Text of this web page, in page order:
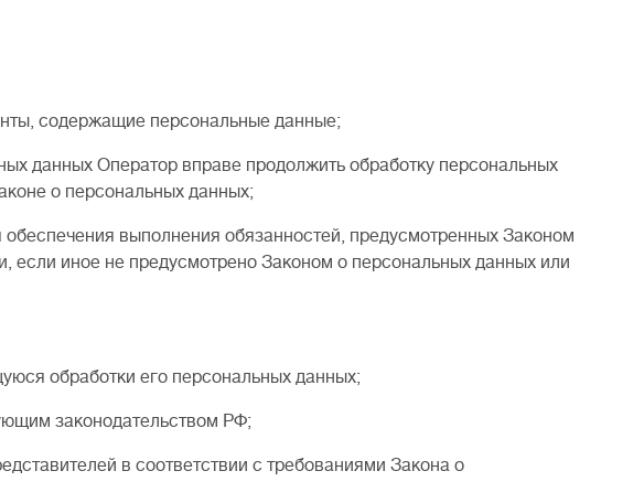
содержащие персональные данные;
Оператор вправе продолжить обработку персональных
о персональных данных;
выполнения обязанностей, предусмотренных Законом
иное не предусмотрено Законом о персональных данных или
обработки его персональных данных;
законодательством РФ;
в соответствии с требованиями Закона о